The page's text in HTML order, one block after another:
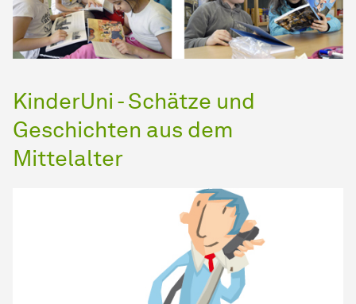
KinderUni - Schätze und
Geschichten aus dem
Mittelalter